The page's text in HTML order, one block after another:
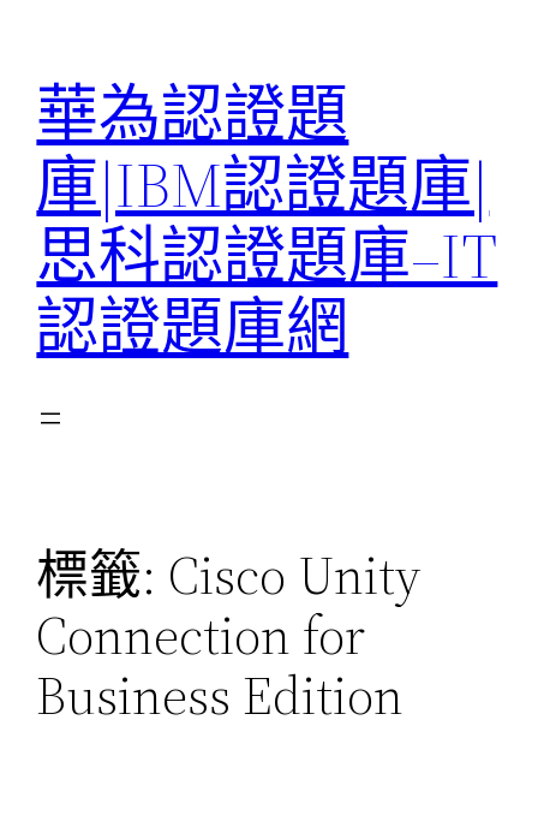
華為認證題
庫|IBM認證題庫|
思科認證題庫–IT
認證題庫網
標籤: Cisco Unity
Connection for
Business Edition